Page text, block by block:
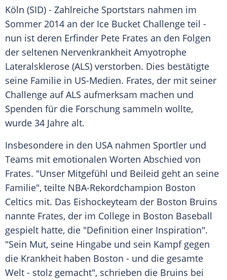
Köln (SID) - Zahlreiche Sportstars nahmen im
Sommer 2014 an der Ice Bucket Challenge teil -
nun ist deren Erfinder Pete Frates an den Folgen
der seltenen Nervenkrankheit Amyotrophe
Lateralsklerose (ALS) verstorben. Dies bestätigte
seine Familie in US-Medien. Frates, der mit seiner
Challenge auf ALS aufmerksam machen und
Spenden für die Forschung sammeln wollte,
wurde 34 Jahre alt.
Insbesondere in den USA nahmen Sportler und
Teams mit emotionalen Worten Abschied von
Frates. "Unser Mitgefühl und Beileid geht an seine
Familie", teilte NBA-Rekordchampion Boston
Celtics mit. Das Eishockeyteam der Boston Bruins
nannte Frates, der im College in Boston Baseball
gespielt hatte, die "Definition einer Inspiration".
"Sein Mut, seine Hingabe und sein Kampf gegen
die Krankheit haben Boston - und die gesamte
Welt - stolz gemacht", schrieben die Bruins bei